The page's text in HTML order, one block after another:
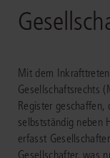
Mit dem
Gesellschaftsrechts
Register geschaffen,
selbstständig neben
erfasst
Gesellschafter, was